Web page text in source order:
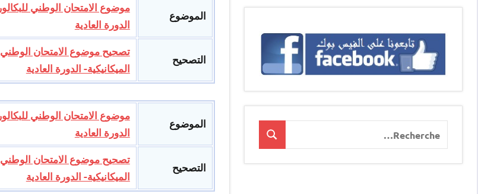
الموضوع
الدورة العادية
التصحيح
الميكانيكية- الدورة العادية
الموضوع
الدورة العادية
التصحيح
الميكانيكية- الدورة العادية
:
Recherche